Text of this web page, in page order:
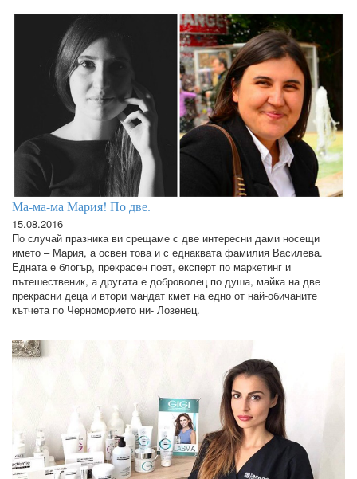
Ма-ма-ма Мария! По две.
15.08.2016
По случай празника ви срещаме с две интересни дами носещи
името – Мария, а освен това и с еднаквата фамилия Василева.
Едната е блогър, прекрасен поет, експерт по маркетинг и
пътешественик, а другата е доброволец по душа, майка на две
прекрасни деца и втори мандат кмет на едно от най-обичаните
кътчета по Черноморието ни- Лозенец.